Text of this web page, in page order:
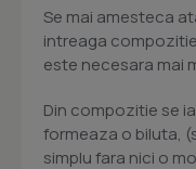
Se mai amesteca
intreaga
este necesara mai
Din compozitie se
formeaza o biluta,
simplu fara nici o